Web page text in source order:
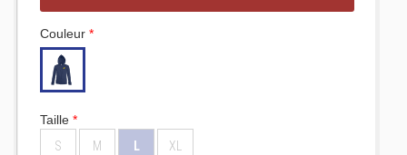
Couleur *
Taille *
S
M L
XL